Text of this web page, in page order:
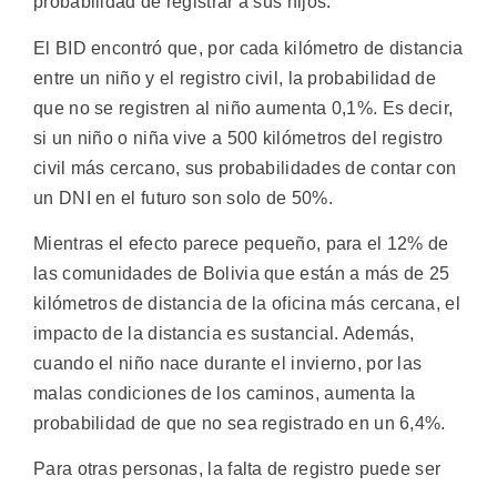
El BID encontró que, por cada kilómetro de distancia
entre un niño y el registro civil, la probabilidad de
que no se registren al niño aumenta 0,1%. Es decir,
si un niño o niña vive a 500 kilómetros del registro
civil más cercano, sus probabilidades de contar con
un DNI en el futuro son solo de 50%.
Mientras el efecto parece pequeño, para el 12% de
las comunidades de Bolivia que están a más de 25
kilómetros de distancia de la oficina más cercana, el
impacto de la distancia es sustancial. Además,
cuando el niño nace durante el invierno, por las
malas condiciones de los caminos, aumenta la
probabilidad de que no sea registrado en un 6,4%.
Para otras personas, la falta de registro puede ser